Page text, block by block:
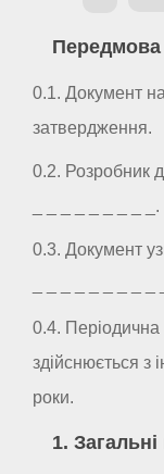
Передмова
0.1. Документ
затвердження.
0.2. Розробник
_ _ _ _ _ _ _ _ _.
0.3. Документ
_ _ _ _ _ _ _ _ _
0.4. Періодична
здійснюється
роки.
1.